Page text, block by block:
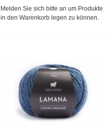
Melden Sie sich bitte an um Produkte
in den Warenkorb legen zu können.